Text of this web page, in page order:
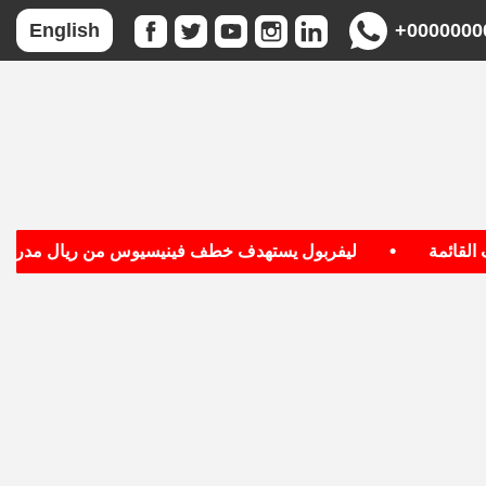
English
ليفربول يستهدف خطف فينيسيوس من ريال مدريد